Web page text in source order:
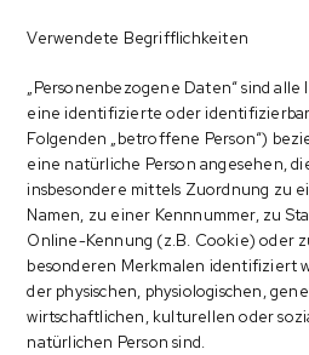
Verwendete Begrifflichkeiten
„Personenbezogene Daten“ sind
eine identifizierte oder
Folgenden „betroffene Person“)
eine natürliche Person angesehen,
insbesondere mittels Zuordnung zu
Namen, zu einer Kennnummer, zu
Online-Kennung (z.B. Cookie) oder
besonderen Merkmalen identifiziert
der physischen, physiologischen,
wirtschaftlichen, kulturellen oder
natürlichen Person sind.